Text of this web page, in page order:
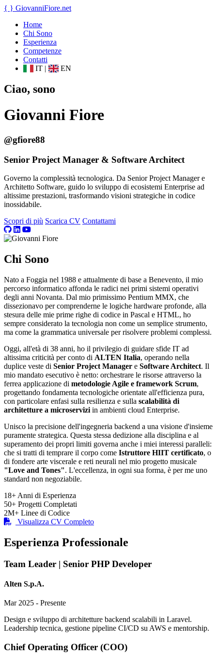
{ } GiovanniFiore.net
Home
Chi Sono
Esperienza
Competenze
Contatti
IT | EN
Ciao, sono
Giovanni Fiore
@gfiore88
Senior Project Manager & Software Architect
Governo la complessità tecnologica. Da Senior Project Manager e
Architetto Software, guido lo sviluppo di ecosistemi Enterprise ad
altissime prestazioni, trasformando visioni strategiche in codice
inossidabile.
Scopri di più Scarica CV Contattami
Chi Sono
Nato a Foggia nel 1988 e attualmente di base a Benevento, il mio
percorso informatico affonda le radici nei primi sistemi operativi
degli anni Novanta. Dal mio primissimo Pentium MMX, che
dissezionavo per comprenderne le logiche hardware profonde, alla
stesura delle mie prime righe di codice in Pascal e HTML, ho
sempre considerato la tecnologia non come un semplice strumento,
ma come la grammatica universale per risolvere problemi complessi.
Oggi, all'età di 38 anni, ho il privilegio di guidare sfide IT ad
altissima criticità per conto di ALTEN Italia, operando nella
duplice veste di Senior Project Manager e Software Architect. Il
mio mandato esecutivo è netto: orchestrare le risorse attraverso la
ferrea applicazione di metodologie Agile e framework Scrum,
progettando fondamenta tecnologiche orientate all'efficienza pura,
con particolare enfasi sulla resilienza e sulla scalabilità di
architetture a microservizi in ambienti cloud Enterprise.
Unisco la precisione dell'ingegneria backend a una visione d'insieme
puramente strategica. Questa stessa dedizione alla disciplina e al
superamento dei propri limiti governa anche i miei interessi paralleli:
che si tratti di temprare il corpo come Istruttore HIIT certificato, o
di fondere arte viscerale e reti neurali nel mio progetto musicale
"Love and Tones". L'eccellenza, in ogni sua forma, è per me uno
standard non negoziabile.
18+ Anni di Esperienza
50+ Progetti Completati
2M+ Linee di Codice
Visualizza CV Completo
Esperienza Professionale
Team Leader | Senior PHP Developer
Alten S.p.A.
Mar 2025 - Presente
Design e sviluppo di architetture backend scalabili in Laravel.
Leadership tecnica, gestione pipeline CI/CD su AWS e mentorship.
Chief Operating Officer (COO)